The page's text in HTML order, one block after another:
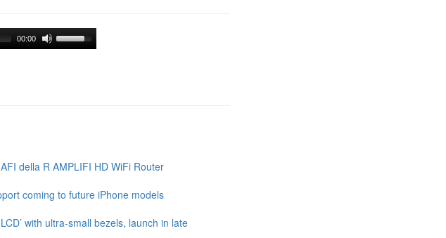
00:00
della R AMPLIFI HD WiFi Router
coming to future iPhone models
with ultra-small bezels, launch in late